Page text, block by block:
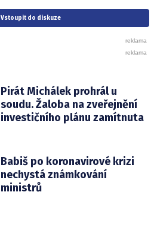
Vstoupit do diskuze
Pirát Michálek prohrál u
soudu. Žaloba na zveřejnění
investičního plánu zamítnuta
Babiš po koronavirové krizi
nechystá známkování
ministrů